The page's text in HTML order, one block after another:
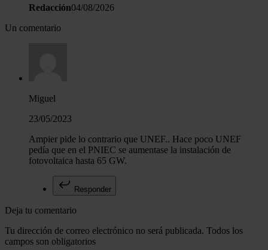
Redacción04/08/2026
Un comentario
Miguel
23/05/2023
Ampier pide lo contrario que UNEF.. Hace poco UNEF
pedía que en el PNIEC se aumentase la instalación de
fotovoltaica hasta 65 GW.
Responder
Deja tu comentario
Tu dirección de correo electrónico no será publicada. Todos los
campos son obligatorios